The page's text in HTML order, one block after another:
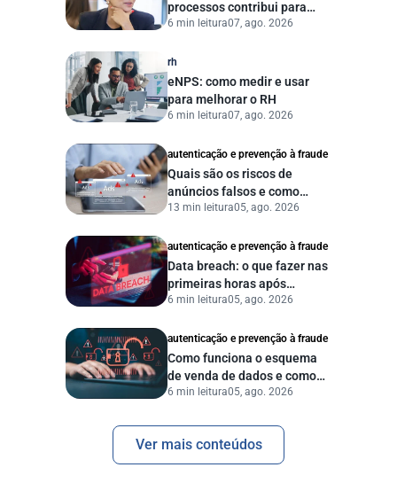
processos contribui para
uma gestão pública mais
6 min leitura07, ago. 2026
rh
eNPS: como medir e usar
para melhorar o RH
6 min leitura07, ago. 2026
autenticação e prevenção à fraude
Quais são os riscos de
anúncios falsos e como
proteger seu negócio?
13 min leitura05, ago. 2026
autenticação e prevenção à fraude
Data breach: o que fazer nas
primeiras horas após
vazamento de dados?
6 min leitura05, ago. 2026
autenticação e prevenção à fraude
Como funciona o esquema
de venda de dados e como
proteger sua empresa?
6 min leitura05, ago. 2026
Ver mais conteúdos